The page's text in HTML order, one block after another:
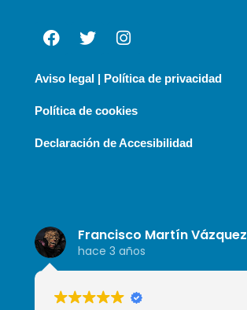
Francisco Martín Vázquez
hace 3 años
Aviso legal | Política de privacidad
Política de cookies
Declaración de Accesibilidad